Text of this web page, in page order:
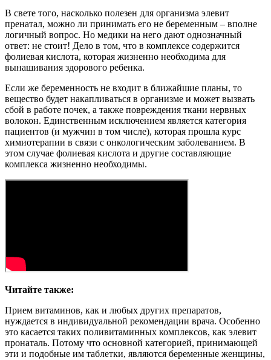
В свете того, насколько полезен для организма элевит
пренатал, можно ли принимать его не беременным – вполне
логичный вопрос. Но медики на него дают однозначный
ответ: не стоит! Дело в том, что в комплексе содержится
фолиевая кислота, которая жизненно необходима для
вынашивания здорового ребенка.
Если же беременность не входит в ближайшие планы, то
вещество будет накапливаться в организме и может вызвать
сбой в работе почек, а также повреждения ткани нервных
волокон. Единственным исключением является категория
пациентов (и мужчин в том числе), которая прошла курс
химиотерапии в связи с онкологическим заболеванием. В
этом случае фолиевая кислота и другие составляющие
комплекса жизненно необходимы.
Читайте также:
Прием витаминов, как и любых других препаратов,
нуждается в индивидуальной рекомендации врача. Особенно
это касается таких поливитаминных комплексов, как элевит
пронаталь. Потому что основной категорией, принимающей
эти и подобные им таблетки, являются беременные женщины,